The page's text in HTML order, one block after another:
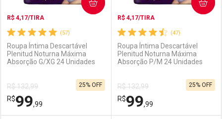
(57)
R$ 4,17/TIRA
Roupa Íntima Descartável
Plenitud Noturna Máxima
Absorção G/XG 24 Unidades
R$ 132,99
R$99,99
25% OFF
COMPRAR
(47)
R$ 4,17/TIRA
Roupa Íntima Descartável
Plenitud Noturna Máxima
Absorção P/M 24 Unidades
R$ 132,99
R$99,99
25% OFF
COMPRAR